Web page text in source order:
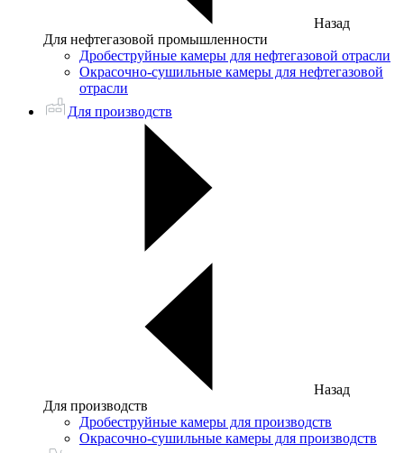
Назад
Для нефтегазовой промышленности
Дробеструйные камеры для нефтегазовой отрасли
Окрасочно-сушильные камеры для нефтегазовой
отрасли
Для производств
Назад
Для производств
Дробеструйные камеры для производств
Окрасочно-сушильные камеры для производств